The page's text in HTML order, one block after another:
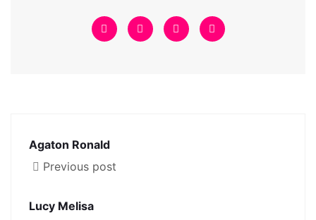
Agaton Ronald
Previous post
Lucy Melisa